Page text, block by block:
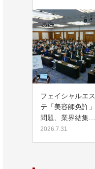
フェイシャルエス
テ「美容師免許」
問題、業界結集…
2026.7.31